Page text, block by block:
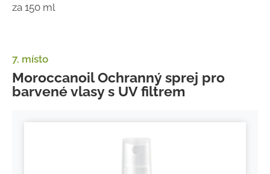
za 150 ml
7. místo
Moroccanoil Ochranný sprej pro
barvené vlasy s UV filtrem